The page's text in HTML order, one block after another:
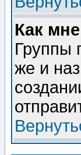
Как
Группы
же и